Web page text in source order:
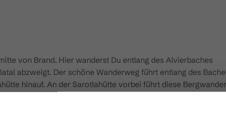
von Brand. Hier wanderst Du entlang des Alvierbaches
abzweigt. Der schöne Wanderweg führt entlang des
hinauf. An der Sarotlahütte vorbei führt diese
felsiges Gelände in mehreren Serpentinen hinauf auf das